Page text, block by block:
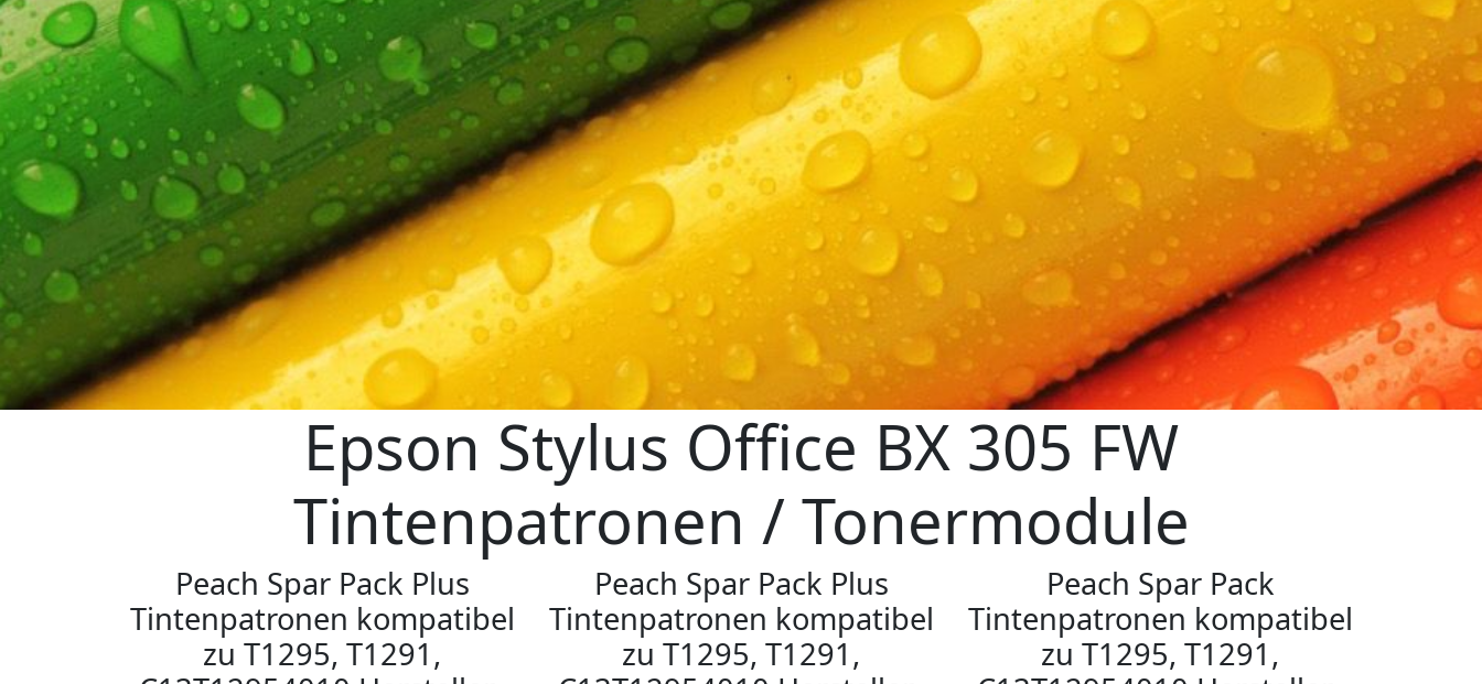
Epson Stylus Office BX 305 FW
Tintenpatronen / Tonermodule
Peach Spar Pack Plus
Tintenpatronen kompatibel
zu T1295, T1291,
Peach Spar Pack Plus
Tintenpatronen kompatibel
zu T1295, T1291,
Peach Spar Pack
Tintenpatronen kompatibel
zu T1295, T1291,